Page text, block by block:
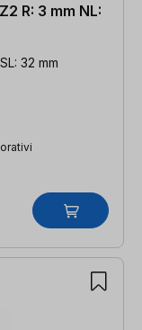
R: 3 mm NL:
32 mm